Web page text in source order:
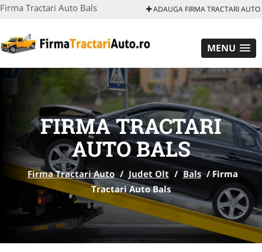
Firma Tractari Auto Bals ADAUGA FIRMA TRACTARI AUTO
MENU
FIRMA TRACTARI
AUTO BALS
Firma Tractari Auto / Judet Olt / Bals /Firma
Tractari Auto Bals